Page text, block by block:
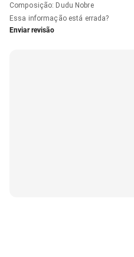
Composição: Dudu Nobre
Essa informação está errada?
Enviar revisão